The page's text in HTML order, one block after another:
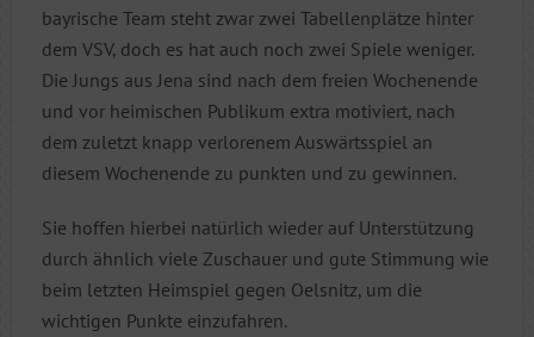
bayrische Team steht zwar zwei Tabellenplätze hinter
dem VSV, doch es hat auch noch zwei Spiele weniger.
Die Jungs aus Jena sind nach dem freien Wochenende
und vor heimischen Publikum extra motiviert, nach
dem zuletzt knapp verlorenem Auswärtsspiel an
diesem Wochenende zu punkten und zu gewinnen.
Sie hoffen hierbei natürlich wieder auf Unterstützung
durch ähnlich viele Zuschauer und gute Stimmung wie
beim letzten Heimspiel gegen Oelsnitz, um die
wichtigen Punkte einzufahren.